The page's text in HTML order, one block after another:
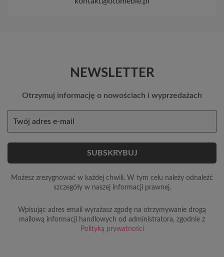
NEWSLETTER
Otrzymuj informację o nowościach i wyprzedażach
Możesz zrezygnować w każdej chwili. W tym celu należy odnaleźć
szczegóły w naszej informacji prawnej.
Wpisując adres email wyrażasz zgodę na otrzymywanie drogą
mailową informacji handlowych od administratora, zgodnie z
Polityką prywatności